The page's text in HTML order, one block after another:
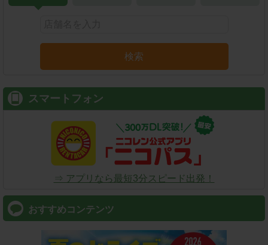
検索
スマートフォン
⇒ アプリなら最短3分スピード出発！
おすすめコンテンツ